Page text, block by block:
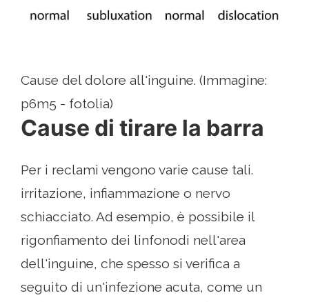
Cause del dolore all'inguine. (Immagine:
p6m5 - fotolia)
Cause di tirare la barra
Per i reclami vengono varie cause tali.
irritazione, infiammazione o nervo
schiacciato. Ad esempio, è possibile il
rigonfiamento dei linfonodi nell'area
dell'inguine, che spesso si verifica a
seguito di un'infezione acuta, come un